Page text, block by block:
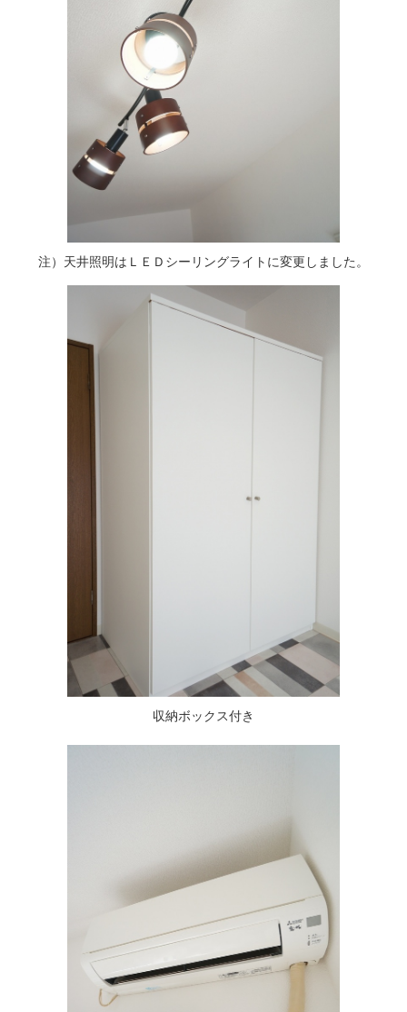
注）天井照明はＬＥＤシーリングライトに変更しました。
収納ボックス付き